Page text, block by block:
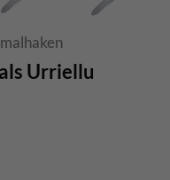
Urriellu